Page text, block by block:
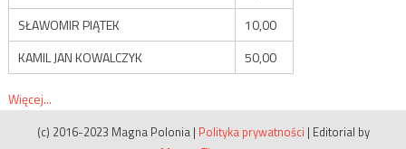
SŁAWOMIR PIĄTEK
10,00
KAMIL JAN KOWALCZYK
50,00
Więcej...
(c) 2016-2023 Magna Polonia | Polityka prywatności | Editorial by